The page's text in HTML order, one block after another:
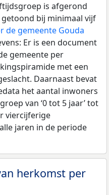
is afgerond
bij minimaal vijf
de gemeente Gouda
Er is een document
gemeente per
met een
Daarnaast bevat
het aantal inwoners
van ‘0 tot 5 jaar’ tot
viercijferige
jaren in de periode
herkomst per